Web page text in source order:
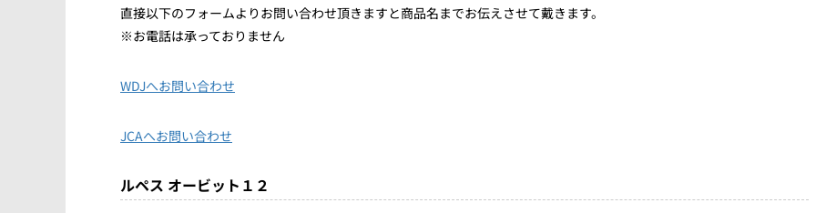
直接以下のフォームよりお問い合わせ頂きますと商品名までお伝えさせて戴きます。
※お電話は承っておりません
WDJへお問い合わせ
JCAへお問い合わせ
ルペス オービット１２